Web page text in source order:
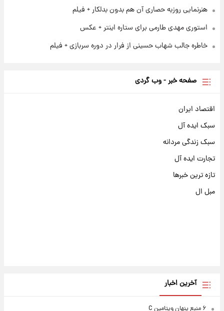
هنرنمایی روزبه حصاری آن هم بدون بدلکار + فیلم
استوری مهدی طارمی برای ستاره اینتر + عکس
خاطره جالب شهاب حسینی از فرار در دوره سربازی + فیلم
صفحه خبر - وب گردی
اقتصاد ایران
سبک ایده آل
سبک زندگی مردانه
تجارت ایده آل
تازه ترین خبرها
مبل ال
آخرین اخبار
۶ منبع پنهان ویتامین C